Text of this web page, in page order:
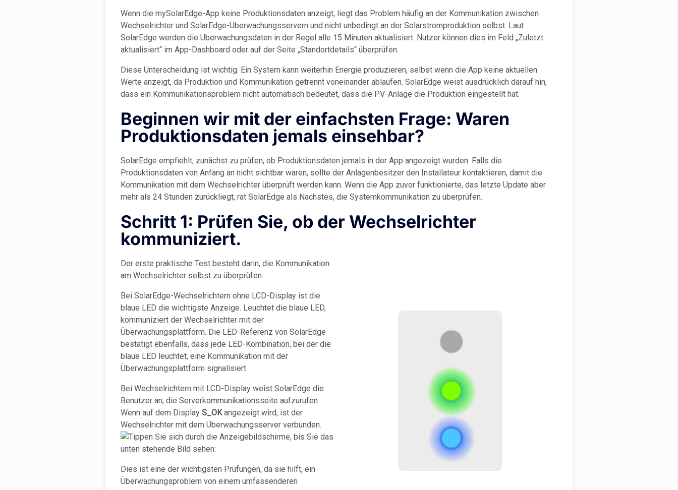
Wenn die mySolarEdge-App keine Produktionsdaten anzeigt, liegt das Problem häufig an der Kommunikation zwischen
Wechselrichter und SolarEdge-Überwachungsservern und nicht unbedingt an der Solarstromproduktion selbst. Laut
SolarEdge werden die Überwachungsdaten in der Regel alle 15 Minuten aktualisiert. Nutzer können dies im Feld „Zuletzt
aktualisiert“ im App-Dashboard oder auf der Seite „Standortdetails“ überprüfen.
Diese Unterscheidung ist wichtig. Ein System kann weiterhin Energie produzieren, selbst wenn die App keine aktuellen
Werte anzeigt, da Produktion und Kommunikation getrennt voneinander ablaufen. SolarEdge weist ausdrücklich darauf hin,
dass ein Kommunikationsproblem nicht automatisch bedeutet, dass die PV-Anlage die Produktion eingestellt hat.
Beginnen wir mit der einfachsten Frage: Waren
Produktionsdaten jemals einsehbar?
SolarEdge empfiehlt, zunächst zu prüfen, ob Produktionsdaten jemals in der App angezeigt wurden. Falls die
Produktionsdaten von Anfang an nicht sichtbar waren, sollte der Anlagenbesitzer den Installateur kontaktieren, damit die
Kommunikation mit dem Wechselrichter überprüft werden kann. Wenn die App zuvor funktionierte, das letzte Update aber
mehr als 24 Stunden zurückliegt, rät SolarEdge als Nächstes, die Systemkommunikation zu überprüfen.
Schritt 1: Prüfen Sie, ob der Wechselrichter
kommuniziert.
Der erste praktische Test besteht darin, die Kommunikation
am Wechselrichter selbst zu überprüfen.
Bei SolarEdge-Wechselrichtern ohne LCD-Display ist die
blaue LED die wichtigste Anzeige. Leuchtet die blaue LED,
kommuniziert der Wechselrichter mit der
Überwachungsplattform. Die LED-Referenz von SolarEdge
bestätigt ebenfalls, dass jede LED-Kombination, bei der die
blaue LED leuchtet, eine Kommunikation mit der
Überwachungsplattform signalisiert.
Bei Wechselrichtern mit LCD-Display weist SolarEdge die
Benutzer an, die Serverkommunikationsseite aufzurufen.
Wenn auf dem Display S_OKangezeigt wird, ist der
Wechselrichter mit dem Überwachungsserver verbunden.
Dies ist eine der wichtigsten Prüfungen, da sie hilft, ein
Überwachungsproblem von einem umfassenderen